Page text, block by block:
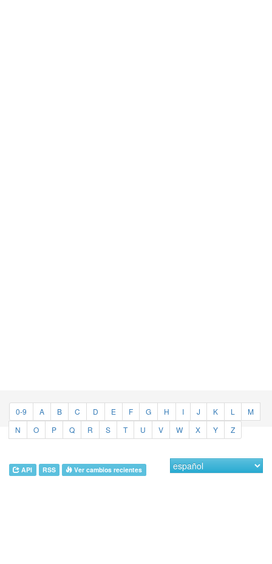
0-9 A B C D E F G H I J K L
M
N
O P Q R S T U V W X Y Z
API RSS Ver cambios recientes